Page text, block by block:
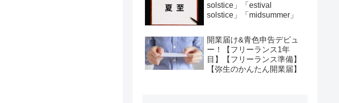
solstice」「estival
solstice」「midsummer」
開業届け&青色申告デビュ
ー！【フリーランス1年
目】【フリーランス準備】
【弥生のかんたん開業届】